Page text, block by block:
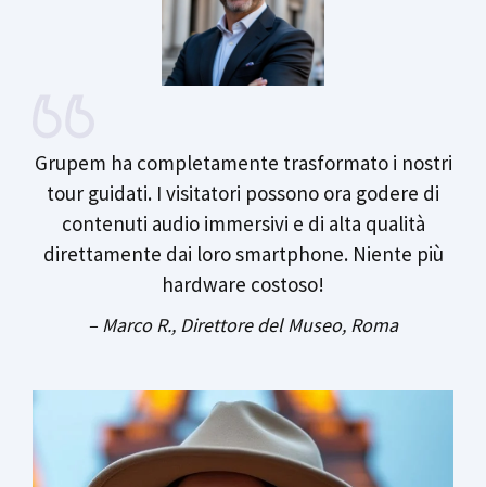
Grupem ha completamente trasformato i nostri
tour guidati. I visitatori possono ora godere di
contenuti audio immersivi e di alta qualità
direttamente dai loro smartphone. Niente più
hardware costoso!
– Marco R., Direttore del Museo, Roma